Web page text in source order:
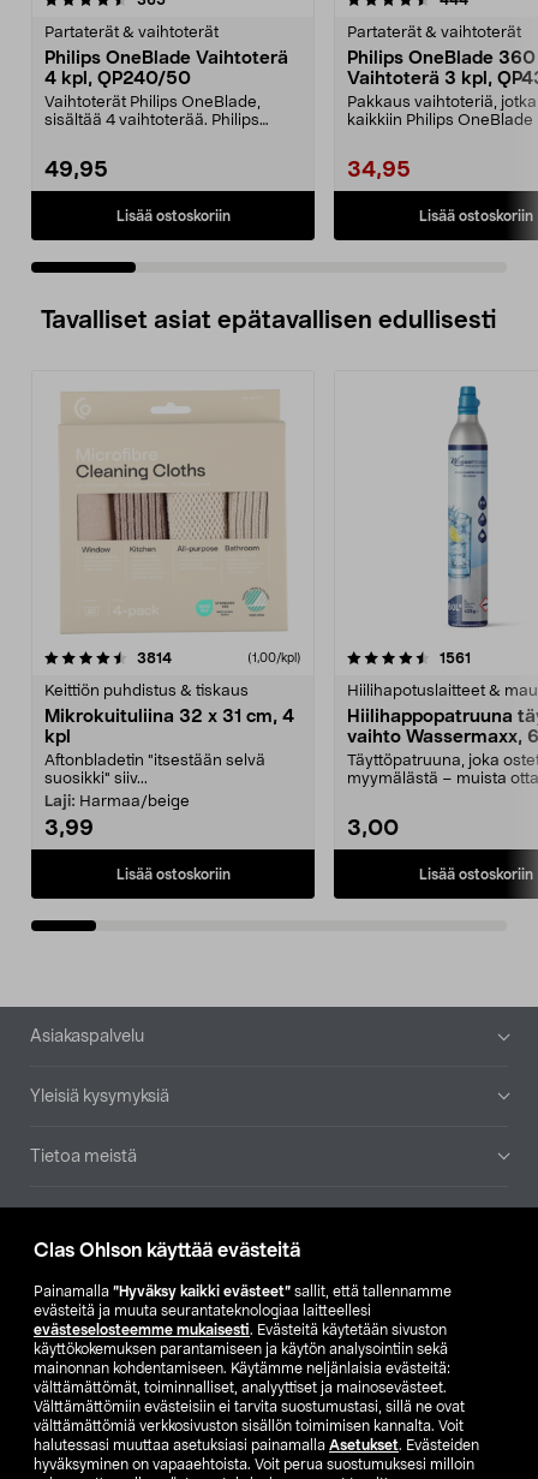
Clas Ohlson käyttää evästeitä
Painamalla ”Hyväksy kaikki evästeet” sallit, että tallennamme
evästeitä ja muuta seurantateknologiaa laitteellesi
evästeselosteemme mukaisesti. Evästeitä käytetään sivuston
käyttökokemuksen parantamiseen ja käytön analysointiin sekä
mainonnan kohdentamiseen. Käytämme neljänlaisia evästeitä:
välttämättömät, toiminnalliset, analyyttiset ja mainosevästeet.
Välttämättömiin evästeisiin ei tarvita suostumustasi, sillä ne ovat
välttämättömiä verkkosivuston sisällön toimimisen kannalta. Voit
halutessasi muuttaa asetuksiasi painamalla Asetukset. Evästeiden
hyväksyminen on vapaaehtoista. Voit perua suostumuksesi milloin
Partaterät & vaihtoterät
Philips OneBlade Vaihtoterä
4 kpl, QP240/50
Vaihtoterät Philips OneBlade,
sisältää 4 vaihtoterää. Philips
49,95
Lisää ostoskoriin
Partaterät & vaihtoterät
Philips OneBlade 360
Vaihtoterä 3 kpl,
Pakkaus vaihtoteriä,
kaikkiin Philips OneBlade
34,95
Lisää ostoskoriin
Tavalliset asiat epätavallisen edullisesti
3814arvostelut (1,00/kpl)
Keittiön puhdistus & tiskaus
Mikrokuituliina 32 x 31 cm, 4
kpl
Aftonbladetin "itsestään selvä
suosikki" siiv...
Laji: Harmaa/beige
3,99
Lisää ostoskoriin
4.5viidestä
1561
Hiilihapotuslaitteet &
Hiilihappopatruuna
vaihto Wassermaxx,
Täyttöpatruuna, joka
myymälästä – muista
3,00
Lisää ostoskoriin
4.5viidestä
Alatunniste
Asiakaspalvelu
Yleisiä kysymyksiä
Tietoa meistä
Etsi myymälä
SE NO FI
FI SV